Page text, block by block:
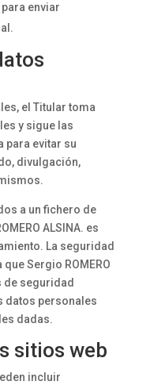
enviar
el Titular toma
y sigue las
para evitar su
divulgación,
a un fichero de
ALSINA. es
La seguridad
Sergio ROMERO
de seguridad
datos personales
dadas.
sitios web
incluir